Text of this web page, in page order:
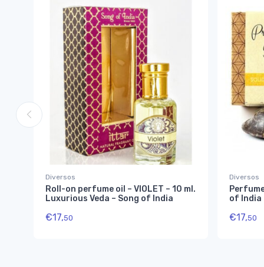
Diversos
Roll-on perfume oil – VIOLET – 10 ml.
Luxurious Veda – Song of India
€17,50
Diversos
of India
€17,50